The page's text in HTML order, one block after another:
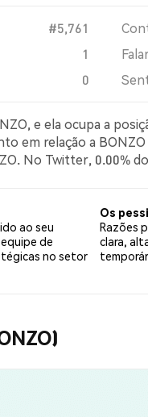
#5,761
1
0
e ela ocupa a
em relação a
No Twitter, 0.00%
ao seu
de
no setor
Os
Razões
clara,